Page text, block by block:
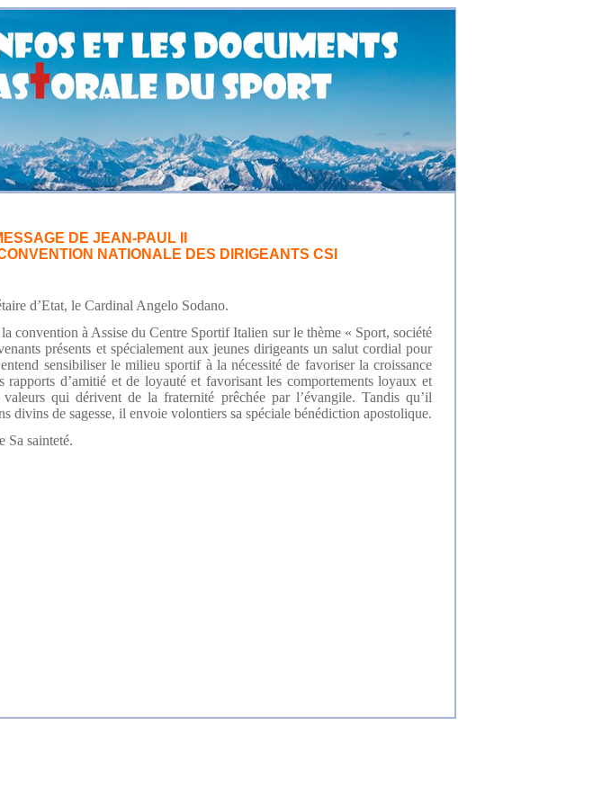
DE JEAN-PAUL II
NATIONALE DES DIRIGEANTS CSI
d’Etat, le Cardinal Angelo Sodano.
convention à Assise du Centre Sportif Italien sur le thème « Sport, société
présents et spécialement aux jeunes dirigeants un salut cordial pour
sensibiliser le milieu sportif à la nécessité de favoriser la croissance
rapports d’amitié et de loyauté et favorisant les comportements loyaux et
qui dérivent de la fraternité prêchée par l’évangile. Tandis qu’il
divins de sagesse, il envoie volontiers sa spéciale bénédiction apostolique.
Sa sainteté.